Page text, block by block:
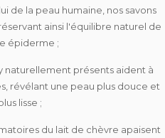
de la peau humaine , nos savons
ainsi l'équilibre naturel de
épiderme ;
naturellement présents aident à
révélant une peau plus douce et
lisse ;
du lait de chèvre apaisent